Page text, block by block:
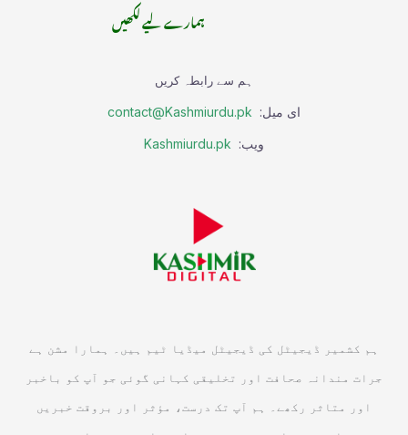
ہمارے لیے لکھیں
ہم سے رابطہ کریں
ای میل: contact@Kashmiurdu.pk
ویب: Kashmiurdu.pk
ہم کشمیر ڈیجیٹل کی ڈیجیٹل میڈیا ٹیم ہیں۔ ہمارا مشن ہے
جرات مندانہ صحافت اور تخلیقی کہانی گوئی جو آپ کو باخبر
اور متاثر رکھے۔ ہم آپ تک درست، مؤثر اور بروقت خبریں